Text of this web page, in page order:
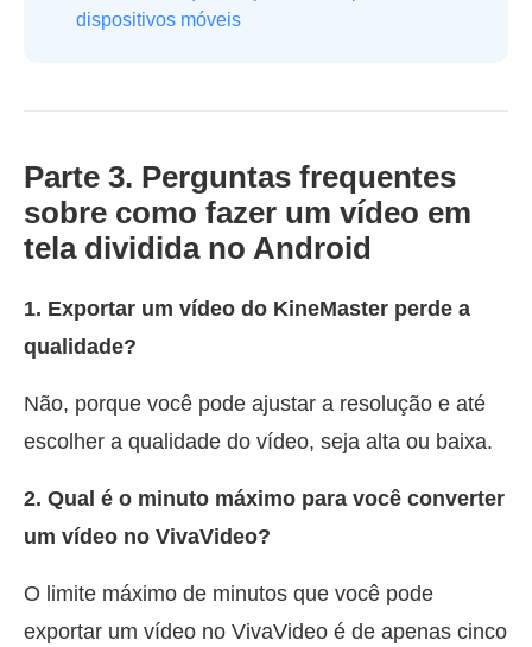
dispositivos móveis
Parte 3. Perguntas frequentes
sobre como fazer um vídeo em
tela dividida no Android
1. Exportar um vídeo do KineMaster perde a
qualidade?
Não, porque você pode ajustar a resolução e até
escolher a qualidade do vídeo, seja alta ou baixa.
2. Qual é o minuto máximo para você converter
um vídeo no VivaVideo?
O limite máximo de minutos que você pode
exportar um vídeo no VivaVideo é de apenas cinco